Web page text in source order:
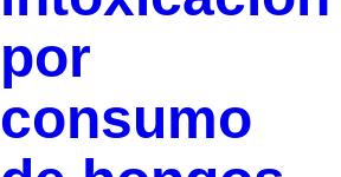
por
consumo